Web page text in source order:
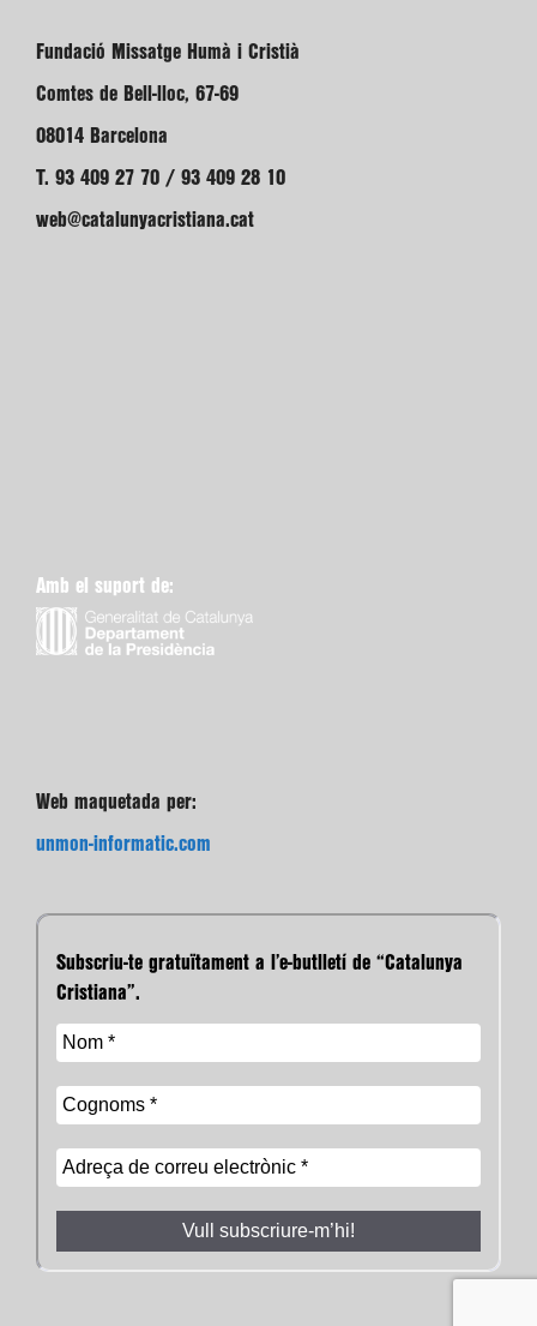
Fundació Missatge Humà i Cristià
Comtes de Bell-lloc, 67-69
08014 Barcelona
T. 93 409 27 70 / 93 409 28 10
web@catalunyacristiana.cat
Amb el suport de:
Subscriu-te gratuïtament a l’e-butlletí de “Catalunya